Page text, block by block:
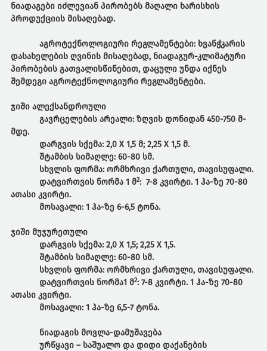
ნიადაგები იძლევიან პირობებს მაღალი ხარისხის
პროდუქციის მისაღებად.
აგროტექნოლოგიური რეგლამენტები: ხვანჭკარის
დასახელების ღვინის მისაღებად, ნიადაგურ-კლიმატური
პირობების გათვალისწინებით, დაცული უნდა იქნეს
შემდეგი აგროტექნოლოგიური რეგლამენტები.
ჯიში ალექსანდროული
გავრცელების არეალი: ზღვის დონიდან 450-750 მ-
მდე.
დარგვის სქემა:2,0 X 1,5 მ; 2,25 X 1,5 მ.
შტამბის სიმაღლე:60-80 სმ.
სხვლის ფორმა:ორმხრივი ქართული, თავისუფალი.
დატვირთვის ნორმა1 მ2:7-8 კვირტი. 1 ჰა-ზე 70-80
ათასი კვირტი.
მოსავალი: 1 ჰა-ზე 6-6,5 ტონა.
ჯიში მუჯურეთული
დარგვის სქემა:2,0 X 1,5; 2,25 X 1,5.
შტამბის სიმაღლე:60-80 სმ.
სხვლის ფორმა:ორმხრივი ქართული, თავისუფალი.
დატვირთვის ნორმა1 მ2:7-8 კვირტი. 1 ჰა-ზე 70-80
ათასი კვირტი.
მოსავალი: 1 ჰა-ზე 6,5-7 ტონა.
ნიადაგის მოვლა-დამუშავება
ურწყავი – საშუალო და დიდი დაქანების